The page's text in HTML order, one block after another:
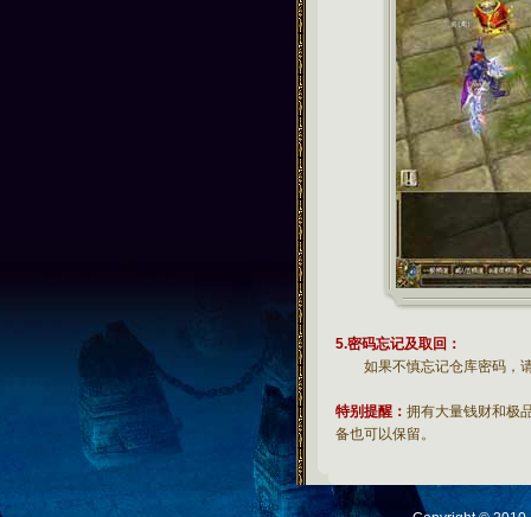
5.密码忘记及取回：
如果不慎忘记仓库密码，请
特别提醒： 拥有大量钱财和极
备也可以保留。